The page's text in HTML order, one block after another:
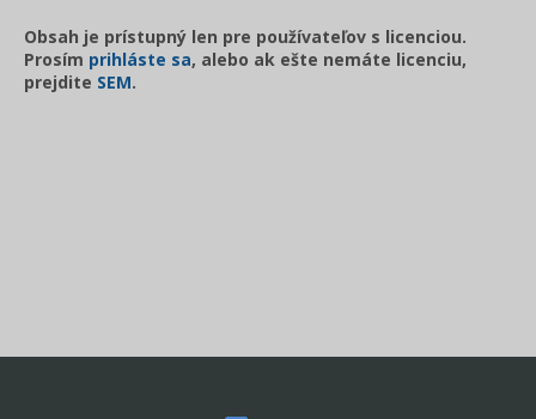
Obsah je prístupný len pre používateľov s licenciou.
Prosím prihláste sa, alebo ak ešte nemáte licenciu,
prejdite SEM.